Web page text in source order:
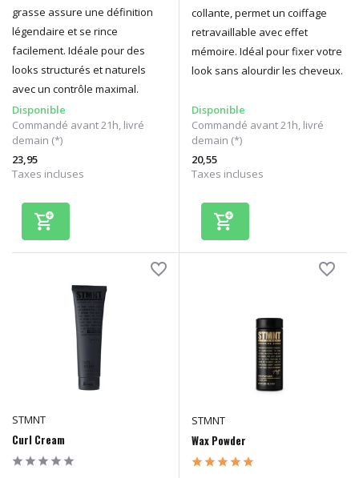
grasse assure une définition
légendaire et se rince
facilement. Idéale pour des
looks structurés et naturels
avec un contrôle maximal.
Disponible
Commandé avant 21h, livré
demain (*)
23,95
Taxes incluses
collante, permet un coiffage
retravaillable avec effet
mémoire. Idéal pour fixer votre
look sans alourdir les cheveux.
Disponible
Commandé avant 21h, livré
demain (*)
20,55
Taxes incluses
STMNT
Curl Cream
STMNT
Wax Powder